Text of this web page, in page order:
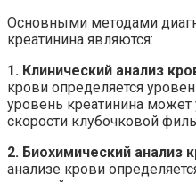
Основными методами
креатинина являются:
1. Клинический анализ
крови определяется
уровень креатинина
скорости клубочковой
2. Биохимический анализ
анализе крови